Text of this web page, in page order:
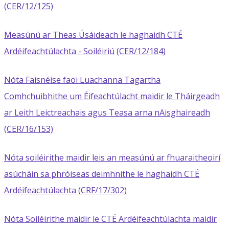
(CER/12/125)
Measúnú ar Theas Úsáideach le haghaidh CTÉ
Ardéifeachtúlachta - Soiléiriú (CER/12/184)
Nóta Faisnéise faoi Luachanna Tagartha
Comhchuibhithe um Éifeachtúlacht maidir le Tháirgeadh
ar Leith Leictreachais agus Teasa arna nAisghaireadh
(CER/16/153)
Nóta soiléirithe maidir leis an measúnú ar fhuaraitheoirí
asúcháin sa phróiseas deimhnithe le haghaidh CTÉ
Ardéifeachtúlachta (CRF/17/302)
Nóta Soiléirithe maidir le CTÉ Ardéifeachtúlachta maidir